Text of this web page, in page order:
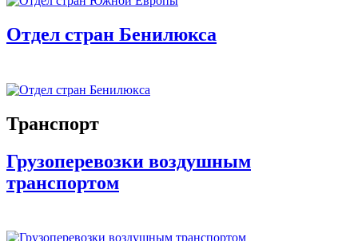
Отдел стран Бенилюкса
Транспорт
Грузоперевозки воздушным
транспортом